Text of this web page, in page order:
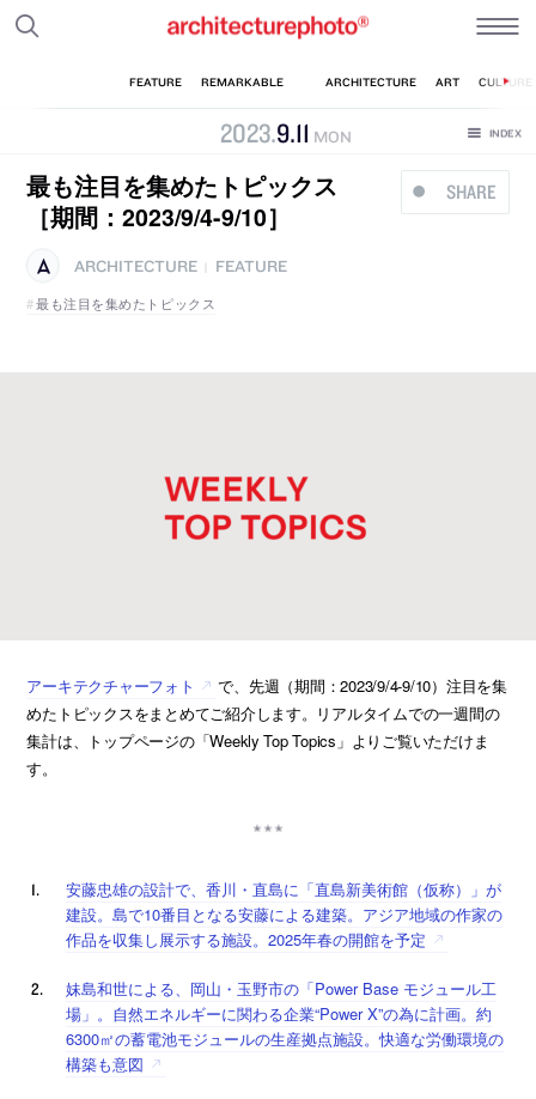
2023.9.11 MON
SHARE
最も注目を集めたトピックス
［期間：2023/9/4-9/10］
ARCHITECTURE
FEATURE
最も注目を集めたトピックス
アーキテクチャーフォト
で、先週（期間：2023/9/4-9/10）注目を集
めたトピックスをまとめてご紹介します。リアルタイムでの一週間の
集計は、トップページの「Weekly Top Topics」よりご覧いただけま
す。
安藤忠雄の設計で、香川・直島に「直島新美術館（仮称）」が
建設。島で10番目となる安藤による建築。アジア地域の作家の
作品を収集し展示する施設。2025年春の開館を予定
妹島和世による、岡山・玉野市の「Power Base モジュール工
場」。自然エネルギーに関わる企業“Power X”の為に計画。約
6300㎡の蓄電池モジュールの生産拠点施設。快適な労働環境の
構築も意図